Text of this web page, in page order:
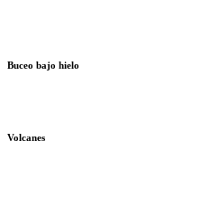
Buceo bajo hielo
Volcanes